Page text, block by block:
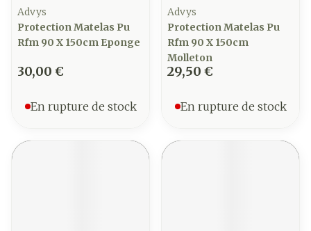
Advys
Protection Matelas Pu
Rfm 90 X 150cm Eponge
30,00 €
En rupture de stock
Advys
Protection Matelas Pu
Rfm 90 X 150cm
Molleton
29,50 €
En rupture de stock